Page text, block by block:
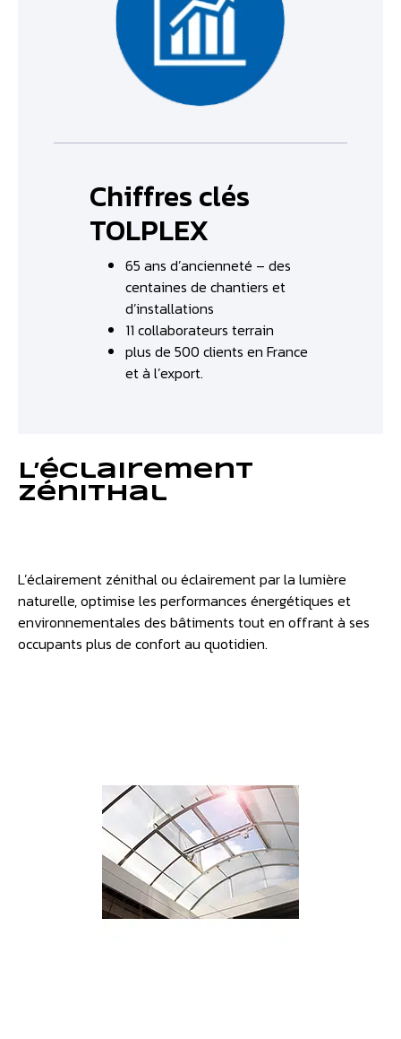
Chiffres clés
TOLPLEX
65 ans d’ancienneté – des
centaines de chantiers et
d’installations
11 collaborateurs terrain
plus de 500 clients en France
et à l’export.
L’éclairement
zénithal
L’éclairement zénithal ou éclairement par la lumière
naturelle, optimise les performances énergétiques et
environnementales des bâtiments tout en offrant à ses
occupants plus de confort au quotidien.